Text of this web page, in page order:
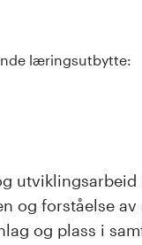
læringsutbytte:
utviklingsarbeid
og forståelse
og plass i